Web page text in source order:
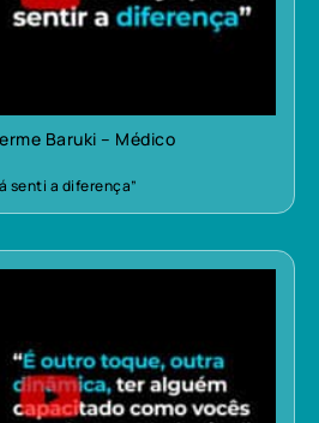
Baruki – Médico
senti a diferença”